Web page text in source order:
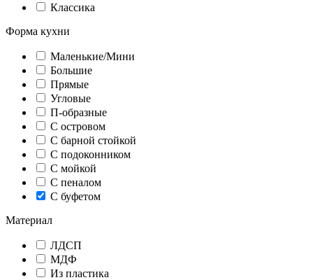
Классика
Форма кухни
Маленькие/Мини
Большие
Прямые
Угловые
П-образные
С островом
С барной стойкой
С подоконником
С мойкой
С пеналом
С буфетом
Материал
ЛДСП
МДФ
Из пластика